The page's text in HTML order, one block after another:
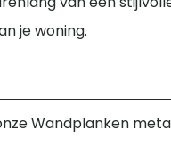
je woning.
Wandplanken